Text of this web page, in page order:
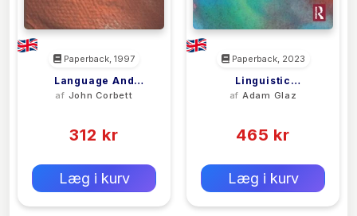
Paperback, 1997
Language And
Scottish Literature
af John Corbett
312 kr
Læg i kurv
Paperback, 2023
Linguistic
Worldview(s)
af Adam Glaz
465 kr
Læg i kurv